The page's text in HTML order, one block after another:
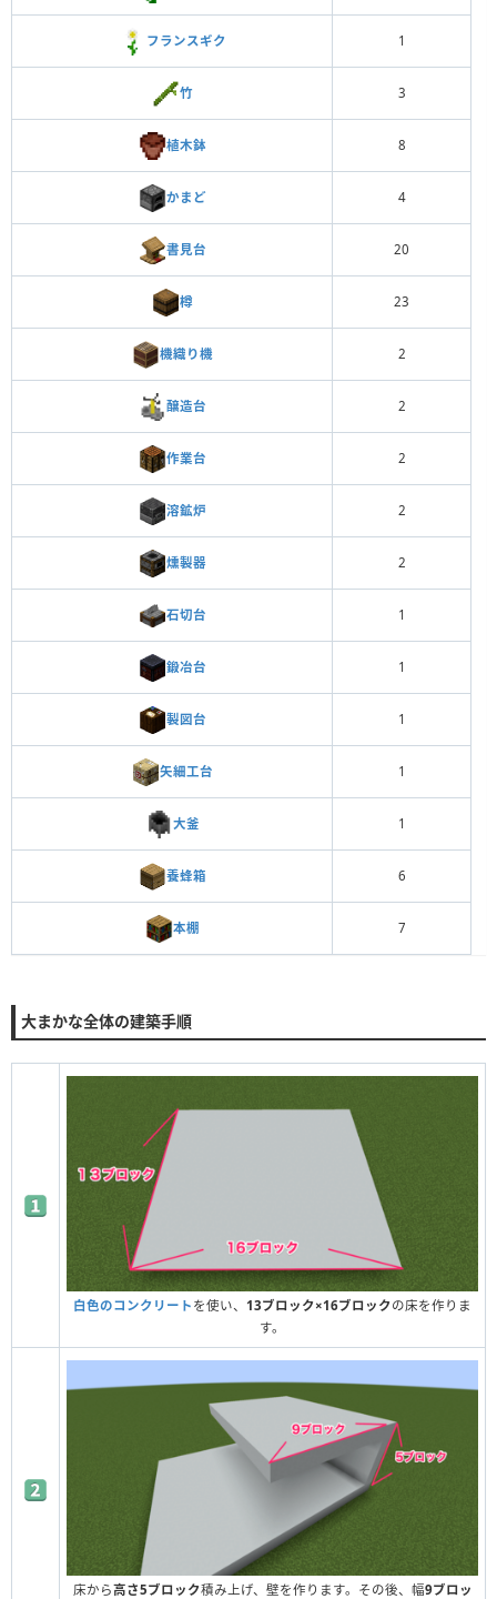
フランスギク 1
竹 3
植木鉢 8
かまど 4
書見台 20
樽 23
機織り機 2
醸造台 2
作業台 2
溶鉱炉 2
燻製器 2
石切台 1
鍛冶台 1
製図台 1
矢細工台 1
大釜 1
養蜂箱 6
本棚 7
大まかな全体の建築手順
白色のコンクリート を使い、 13ブロック×16ブロックの床を作りま
す。
床から高さ5ブロック積み上げ、壁を作ります。その後、幅9ブロッ